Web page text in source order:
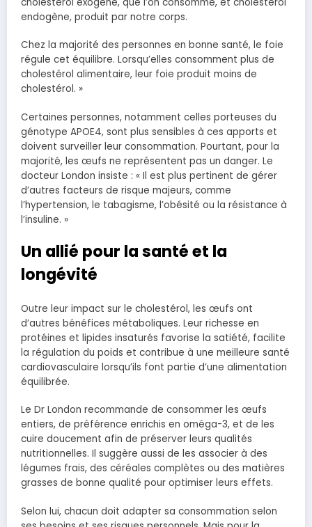
endogène, produit par notre corps.
Chez la majorité des personnes en bonne santé, le foie
régule cet équilibre. Lorsqu’elles consomment plus de
cholestérol alimentaire, leur foie produit moins de
cholestérol. »
Certaines personnes, notamment celles porteuses du
génotype APOE4, sont plus sensibles à ces apports et
doivent surveiller leur consommation. Pourtant, pour la
majorité, les œufs ne représentent pas un danger. Le
docteur London insiste : « Il est plus pertinent de gérer
d’autres facteurs de risque majeurs, comme
l’hypertension, le tabagisme, l’obésité ou la résistance à
l’insuline. »
Un allié pour la santé et la
longévité
Outre leur impact sur le cholestérol, les œufs ont
d’autres bénéfices métaboliques. Leur richesse en
protéines et lipides insaturés favorise la satiété, facilite
la régulation du poids et contribue à une meilleure santé
cardiovasculaire lorsqu’ils font partie d’une alimentation
équilibrée.
Le Dr London recommande de consommer les œufs
entiers, de préférence enrichis en oméga-3, et de les
cuire doucement afin de préserver leurs qualités
nutritionnelles. Il suggère aussi de les associer à des
légumes frais, des céréales complètes ou des matières
grasses de bonne qualité pour optimiser leurs effets.
Selon lui, chacun doit adapter sa consommation selon